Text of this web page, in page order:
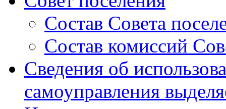
Состав Совета
Состав комиссий
Сведения об
самоуправления